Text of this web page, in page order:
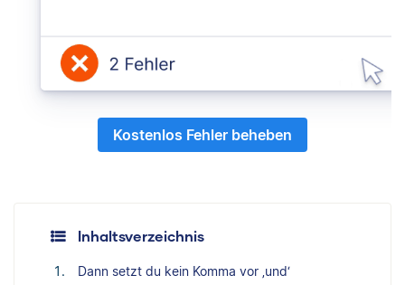
Kostenlos Fehler beheben
Inhaltsverzeichnis
Dann setzt du kein Komma vor ‚und‘